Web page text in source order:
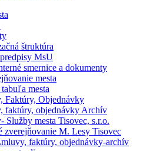
štruktúra
MsU
smernice a dokumenty
mesta
mesta
Faktúry, Objednávky
faktúry, objednávky Archív
Služby mesta Tisovec, s.r.o.
zverejňovanie M. Lesy Tisovec
faktúry, objednávky-archív